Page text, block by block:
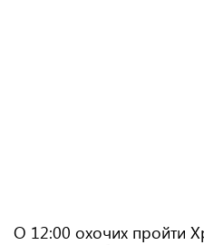
О 12:00 охочих пройти